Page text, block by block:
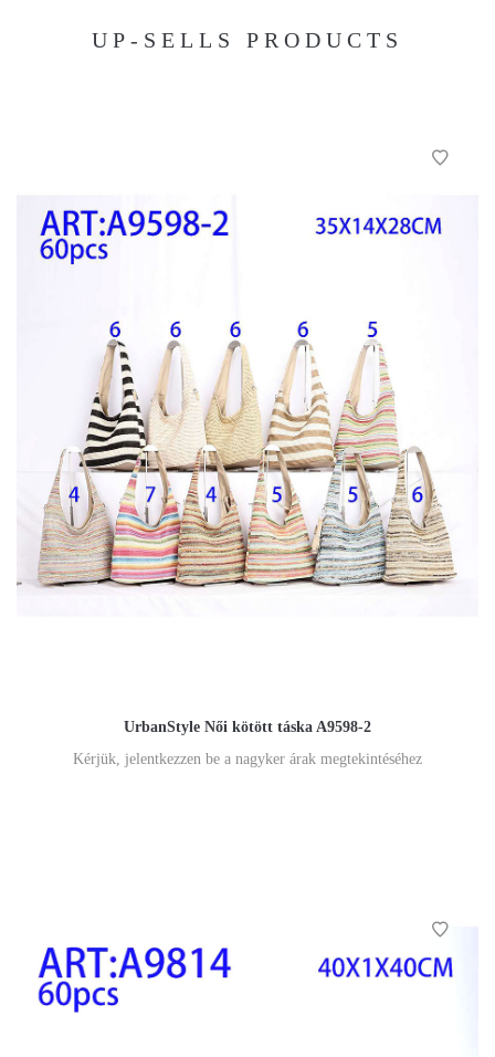
UP-SELLS PRODUCTS
UrbanStyle Női kötött táska A9598-2
Kérjük, jelentkezzen be a nagyker árak megtekintéséhez